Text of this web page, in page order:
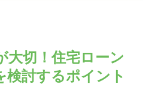
大切！住宅ローン
検討するポイント